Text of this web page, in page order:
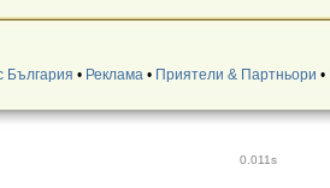
България • Реклама• Приятели & Партньори •
0.011s